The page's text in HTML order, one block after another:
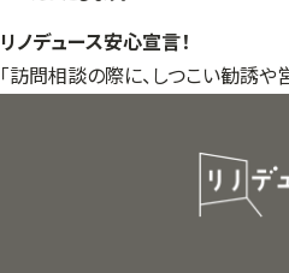
リノデュース安心宣言！
「訪問相談の際に、しつこい勧誘や